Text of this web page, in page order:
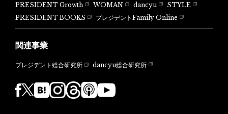
PRESIDENT Growth WOMAN dancyu
STYLE
PRESIDENT BOOKS
プレジデントFamily Online
関連事業
プレジデント総合研究所 dancyu総合研究所